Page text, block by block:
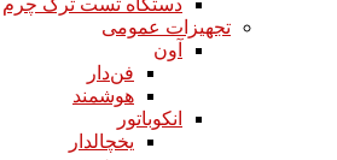
دستگاه تست ترک چرم
تجهیزات عمومی
آون
فن‌دار
هوشمند
انکوباتور
یخچالدار